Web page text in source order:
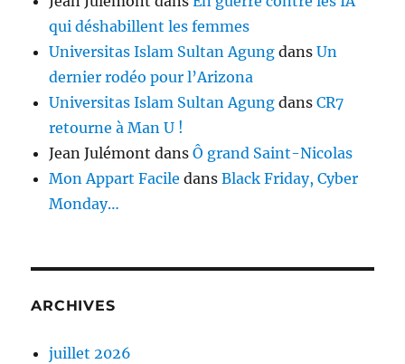
qui déshabillent les femmes
Universitas Islam Sultan Agung dansUn
dernier rodéo pour l’Arizona
Universitas Islam Sultan Agung dansCR7
retourne à Man U !
Jean Julémont dansÔ grand Saint-Nicolas
Mon Appart Facile dansBlack Friday, Cyber
Monday…
ARCHIVES
juillet 2026